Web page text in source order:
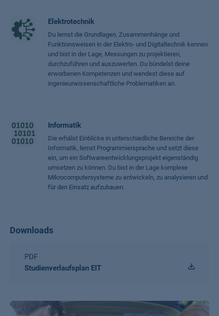
Elektrotechnik
Du lernst die Grundlagen, Zusammenhänge und
Funktionsweisen in der Elektro- und Digitaltechnik kennen
und bist in der Lage, Messungen zu projektieren,
durchzuführen und auszuwerten. Du bündelst deine
erworbenen Kompetenzen und wendest diese auf
ingenieurwissenschaftliche Problematiken an.
Informatik
Die erhälst Einblicke in unterschiedliche Bereiche der
Informatik, lernst Programmiersprache und setzt diese
ein, um ein Softwareentwicklungsprojekt eigenständig
umsetzen zu können. Du bist in der Lage komplexe
Mikrocomputersysteme zu entwickeln, zu analysieren und
für den Einsatz aufzubauen.
Downloads
PDF
Studienverlaufsplan EIT